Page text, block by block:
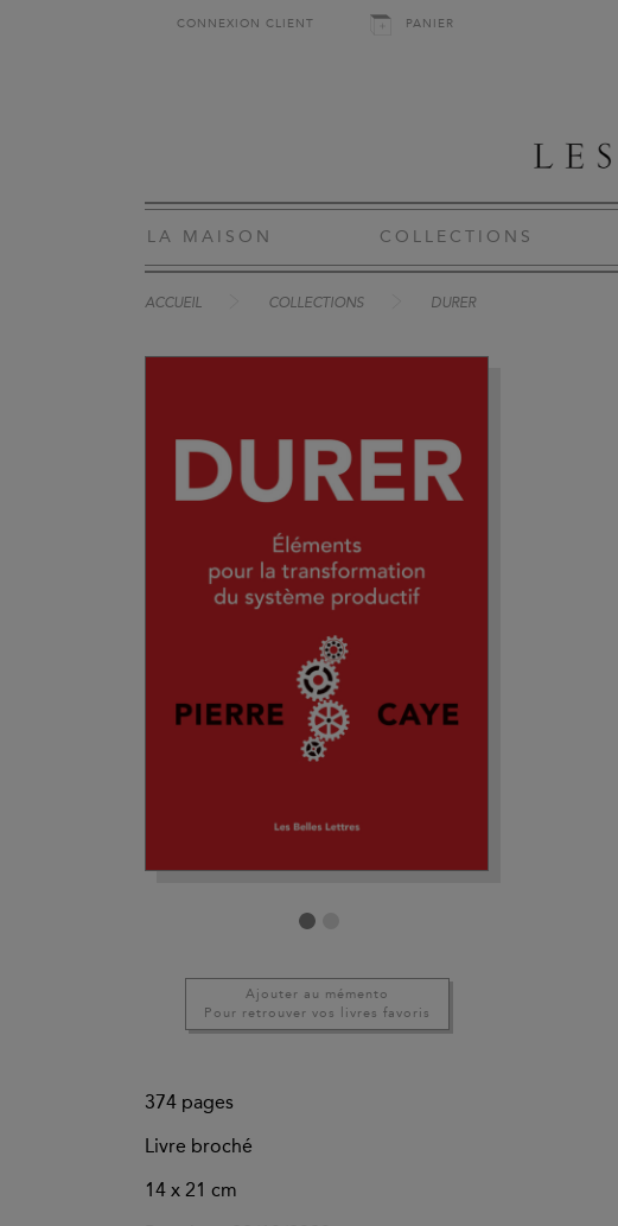
CONNEXION CLIENT PANIER
LA MAISON COLLECTIONS
ACCUEIL COLLECTIONS DURER
Ajouter au mémento
Pour retrouver vos livres favoris
374 pages
Livre broché
14 x 21 cm